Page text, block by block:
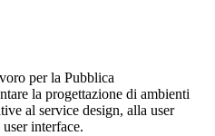
per la Pubblica
la progettazione di ambienti
al service design, alla user
interface.